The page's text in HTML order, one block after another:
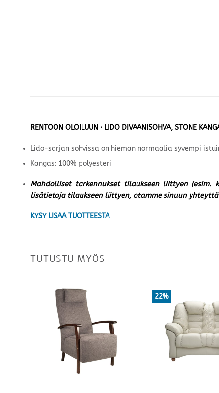
RENTOON OLOILUUN · LIDO DIVAANISOHVA, STONE
Lido-sarjan sohvissa on hieman normaalia syvempi
Kangas: 100% polyesteri
Mahdolliset tarkennukset tilaukseen liittyen
lisätietoja tilaukseen liittyen, otamme sinuun
KYSY LISÄÄ TUOTTEESTA
TUTUSTU MYÖS
22%